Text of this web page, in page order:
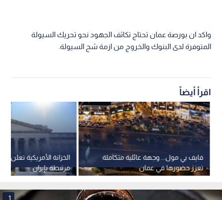
واكد ان بورصة عمان تحتاج تكاثف الجهود نحو تحريك السيولة
المتوفرة لدى البنوك والخروج من ازمة شح السيولة.
اقرأ أيضاً
الخزانة الأمريكية تعلن
مرتبطة بإيران
فايف بي مول... وجهة عائلية متكاملة
تعزز حضورها في عمان
1